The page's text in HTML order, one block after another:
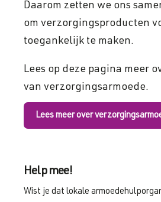
Daarom zetten we ons
om verzorgingsproducten
toegankelijk te maken.
Lees op deze pagina meer
van verzorgingsarmoede.
Lees meer over
Help mee!
Wist je dat lokale